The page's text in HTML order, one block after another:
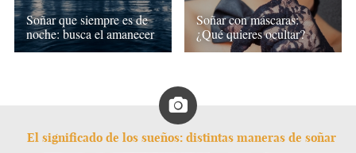
Soñar que siempre es de
noche: busca el amanecer
Soñar con máscaras:
¿Qué quieres ocultar?
El significado de los sueños: distintas maneras de soñar